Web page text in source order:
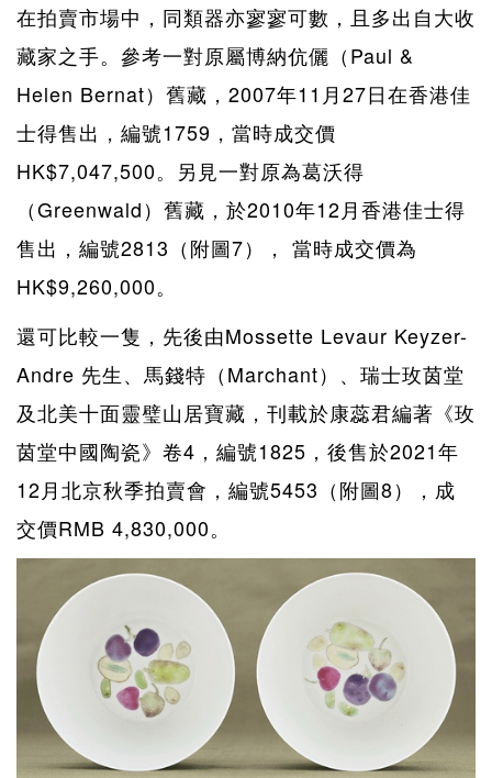
在拍賣市場中，同類器亦寥寥可數，且多出自大收
藏家之手。參考一對原屬博納伉儷（Paul &
Helen Bernat）舊藏，2007年11月27日在香港佳
士得售出，編號1759，當時成交價
HK$7,047,500。另見一對原為葛沃得
（Greenwald）舊藏，於2010年12月香港佳士得
售出，編號2813（附圖7）， 當時成交價為
HK$9,260,000。
還可比較一隻，先後由Mossette Levaur Keyzer-
Andre 先生、馬錢特（Marchant）、瑞士玫茵堂
及北美十面靈璧山居寶藏，刊載於康蕊君編著《玫
茵堂中國陶瓷》卷4，編號1825，後售於2021年
12月北京秋季拍賣會，編號5453（附圖8），成
交價RMB 4,830,000。